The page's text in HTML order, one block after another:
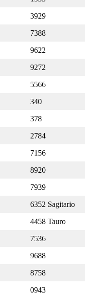
3929
7388
9622
9272
5566
340
378
2784
7156
8920
7939
6352 Sagitario
4458 Tauro
7536
9688
8758
0943